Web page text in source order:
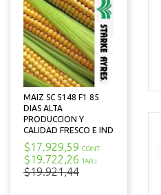
MAIZ SC 5148 F1 85
DIAS ALTA
PRODUCCION Y
CALIDAD FRESCO E IND
$17.929,59 CONT
$19.722,26 TARJ
$19.921,44